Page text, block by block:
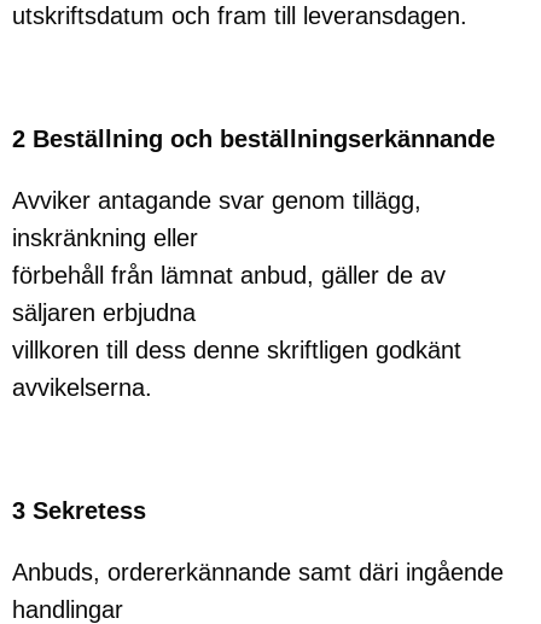
utskriftsdatum och fram till leveransdagen.
2 Beställning och beställningserkännande
Avviker antagande svar genom tillägg,
inskränkning eller
förbehåll från lämnat anbud, gäller de av
säljaren erbjudna
villkoren till dess denne skriftligen godkänt
avvikelserna.
3 Sekretess
Anbuds, ordererkännande samt däri ingående
handlingar